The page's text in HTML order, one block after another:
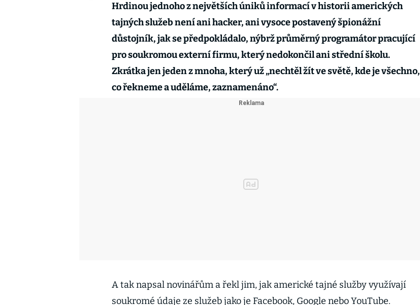
Hrdinou jednoho z největších úniků informací v historii amerických
tajných služeb není ani hacker, ani vysoce postavený špionážní
důstojník, jak se předpokládalo, nýbrž průměrný programátor pracující
pro soukromou externí firmu, který nedokončil ani střední školu.
Zkrátka jen jeden z mnoha, který už „nechtěl žít ve světě, kde je všechno,
co řekneme a uděláme, zaznamenáno“.
A tak napsal novinářům a řekl jim, jak americké tajné služby využívají
soukromé údaje ze služeb jako je Facebook, Google nebo YouTube.